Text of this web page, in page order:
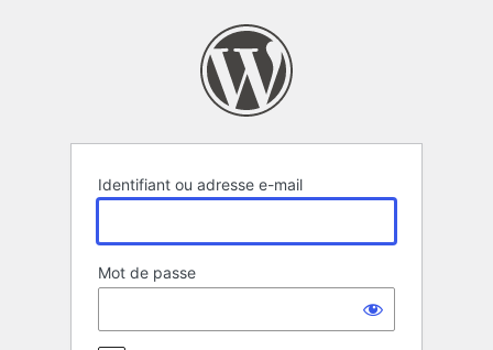
Identifiant ou adresse e-mail
Mot de passe